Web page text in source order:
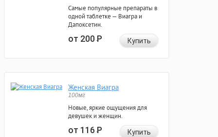
Самые популярные препараты в
одной таблетке — Виагра и
Дапоксетин.
от 200Р Купить
Женская Виагра
100мг
Новые, яркие ощущения для
девушек и женщин.
от 116Р Купить